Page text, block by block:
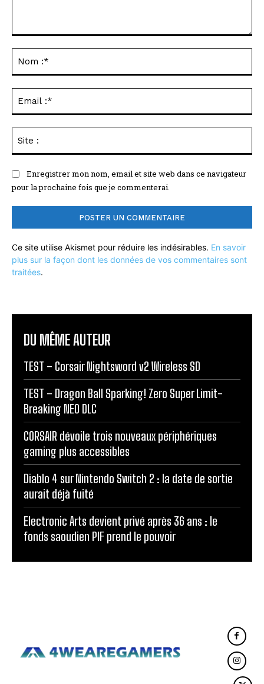
Enregistrer mon nom, email et site web dans ce navigateur
pour la prochaine fois que je commenterai.
Ce site utilise Akismet pour réduire les indésirables. En savoir
plus sur la façon dont les données de vos commentaires sont
traitées.
DU MÊME AUTEUR
TEST – Corsair Nightsword v2 Wireless SD
TEST – Dragon Ball Sparking! Zero Super Limit-
Breaking NEO DLC
CORSAIR dévoile trois nouveaux périphériques
gaming plus accessibles
Diablo 4 sur Nintendo Switch 2 : la date de sortie
aurait déjà fuité
Electronic Arts devient privé après 36 ans : le
fonds saoudien PIF prend le pouvoir